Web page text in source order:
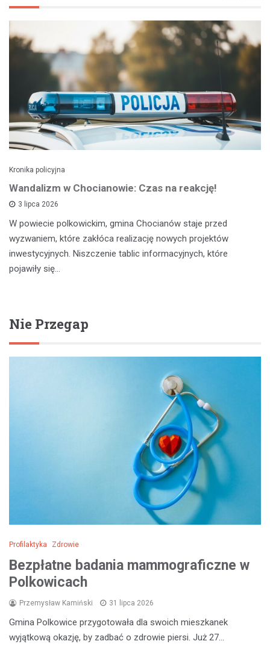
Kronika policyjna
Wandalizm w Chocianowie: Czas na reakcję!
3 lipca 2026
W powiecie polkowickim, gmina Chocianów staje przed
wyzwaniem, które zakłóca realizację nowych projektów
inwestycyjnych. Niszczenie tablic informacyjnych, które
pojawiły się…
Nie Przegap
Profilaktyka Zdrowie
Bezpłatne badania mammograficzne w
Polkowicach
Przemysław Kamiński 31 lipca 2026
Gmina Polkowice przygotowała dla swoich mieszkanek
wyjątkową okazję, by zadbać o zdrowie piersi. Już 27…